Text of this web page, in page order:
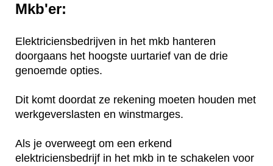
Mkb'er:
Elektriciensbedrijven in het mkb hanteren
doorgaans het hoogste uurtarief van de drie
genoemde opties.
Dit komt doordat ze rekening moeten houden met
werkgeverslasten en winstmarges.
Als je overweegt om een erkend
elektriciensbedrijf in het mkb in te schakelen voor